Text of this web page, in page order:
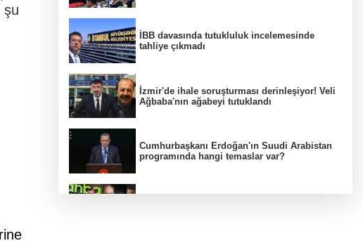
şu
İBB davasında tutukluluk incelemesinde
tahliye çıkmadı
İzmir'de ihale soruşturması derinleşiyor! Veli
Ağbaba'nın ağabeyi tutuklandı
Cumhurbaşkanı Erdoğan'ın Suudi Arabistan
programında hangi temaslar var?